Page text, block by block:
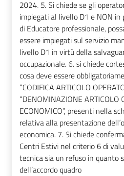
2024. 5. Si chiede se gli
impiegati al livello D1 e NON
di Educatore professionale,
essere impiegati sul servizio
livello D1 in virtù della
occupazionale. 6. si chiede
cosa deve essere
“CODIFICA ARTICOLO
“DENOMINAZIONE ARTICOLO
ECONOMICO”, presenti nella
relativa alla presentazione
economica. 7. Si chiede
Centri Estivi nel criterio 6 di
tecnica sia un refuso in quanto
dell’accordo quadro